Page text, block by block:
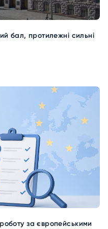
бал, протилежні сильні
за європейськими